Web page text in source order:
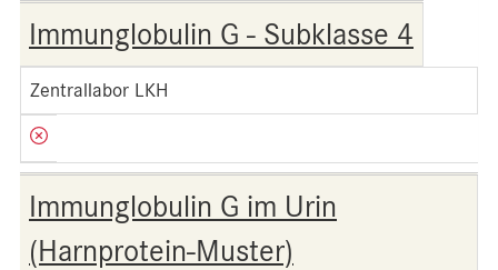
Immunglobulin G - Subklasse 4
Zentrallabor LKH
Immunglobulin G im Urin
(Harnprotein-Muster)